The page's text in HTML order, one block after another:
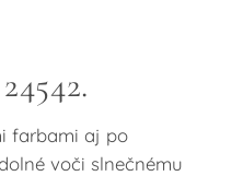
farbami aj po
voči slnečnému